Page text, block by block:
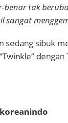
benar tak
sangat
sedang sibuk